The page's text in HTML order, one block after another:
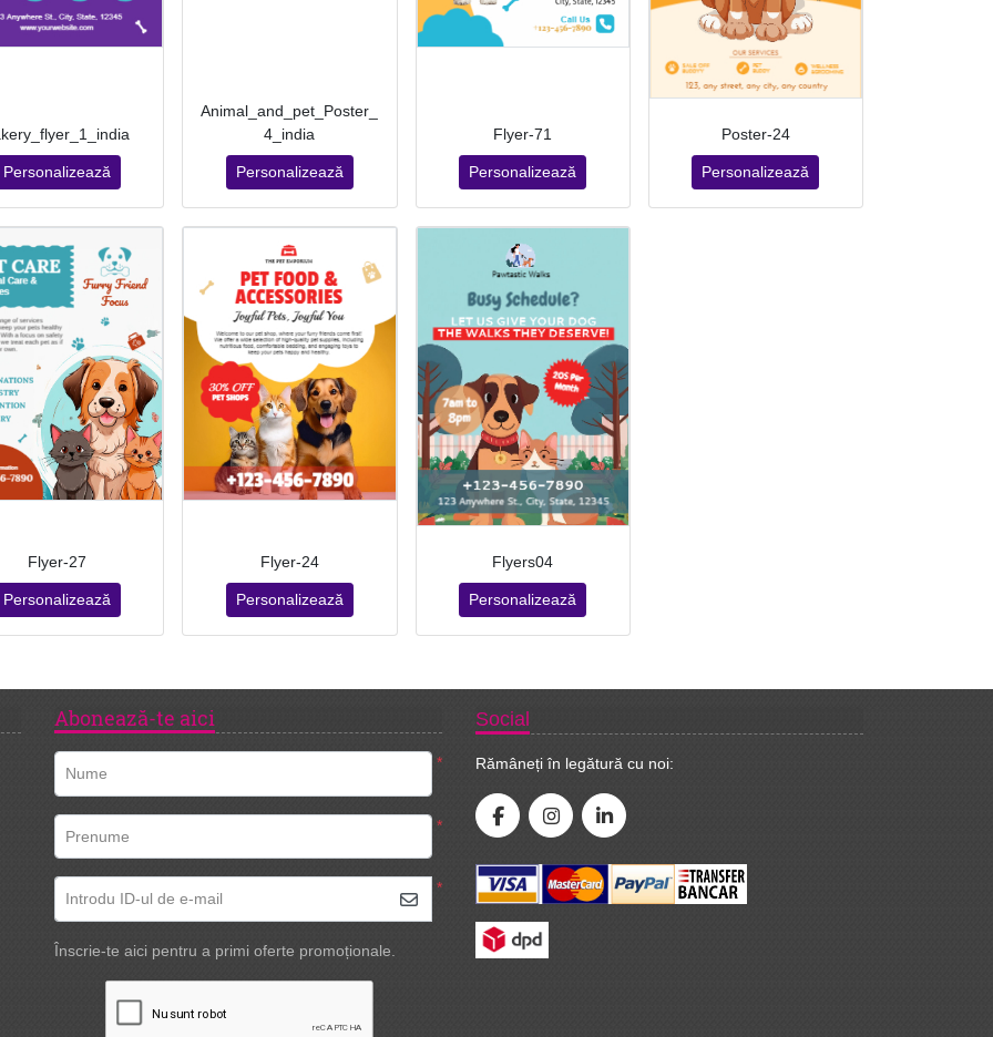
Personalizează
Animal_and_pet_Poster_
4_india
Personalizează
Flyer-71
Personalizează
Poster-24
Personalizează
Flyer-27
Personalizează
Flyer-24
Personalizează
Flyers04
Personalizează
Abonează-te aici
*
Nume
*
Prenume
*
Introdu ID-ul de e-mail
Înscrie-te aici pentru a primi oferte promoționale.
Social
Rămâneți în legătură cu noi: